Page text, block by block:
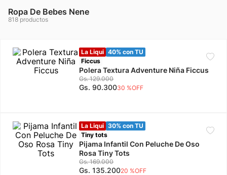
4. caterpillar
6. mochila
10. adidas mujer
Ropa De Bebes Nene
818 productos
La Liqui 40% con TU
Ficcus
Polera Textura Adventure Niña Ficcus
Gs. 129.000
Gs. 90.30030 %OFF
La Liqui 30% con TU
Tiny tots
Pijama Infantil Con Peluche De Oso
Rosa Tiny Tots
Gs. 169.000
Gs. 135.20020 %OFF